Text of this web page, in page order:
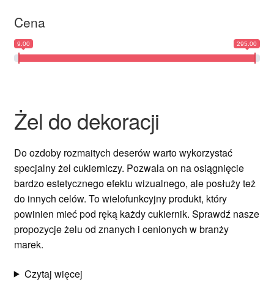
Żel do dekoracji
Do ozdoby rozmaitych deserów warto wykorzystać
specjalny żel cukierniczy. Pozwala on na osiągnięcie
bardzo estetycznego efektu wizualnego, ale posłuży też
do innych celów. To wielofunkcyjny produkt, który
powinien mieć pod ręką każdy cukiernik. Sprawdź nasze
propozycje żelu od znanych i cenionych w branży
marek.
Czytaj więcej
Cena
9.00 295.00